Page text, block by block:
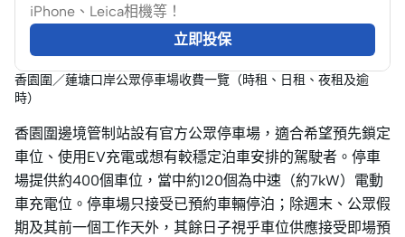
iPhone、Leica相機等！
立即投保
香園圍／蓮塘口岸公眾停車場收費一覽（時租、日租、夜租及逾
時）
香園圍邊境管制站設有官方公眾停車場，適合希望預先鎖定
車位、使用EV充電或想有較穩定泊車安排的駕駛者。停車
場提供約400個車位，當中約120個為中速（約7kW）電動
車充電位。停車場只接受已預約車輛停泊；除週末、公眾假
期及其前一個工作天外，其餘日子視乎車位供應接受即場預